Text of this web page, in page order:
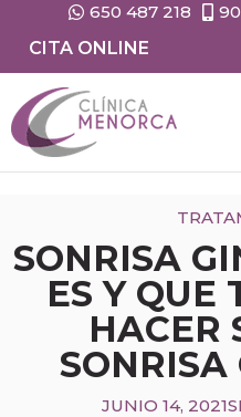
650 487 218
CITA ONLINE
SONRISA
ES Y QUE
HACER
SONRISA
JUNIO 14, 2021